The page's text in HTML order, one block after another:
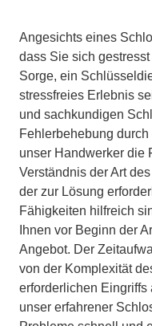
Angesichts eines
dass Sie sich
Sorge, ein
stressfreies Erlebnis
und sachkundigen
Fehlerbehebung
unser Handwerker die
Verständnis der Art
der zur Lösung
Fähigkeiten hilfreich
Ihnen vor Beginn der
Angebot. Der
von der Komplexität
erforderlichen Eingriffs
unser erfahrener